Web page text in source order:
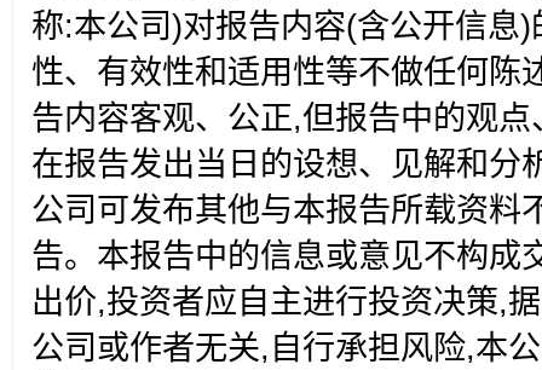
称:本公司)对报告内容(含公开信息
性、有效性和适用性等不做任何陈
告内容客观、公正,但报告中的观
在报告发出当日的设想、见解和分
公司可发布其他与本报告所载资料
告。本报告中的信息或意见不构成
出价,投资者应自主进行投资决策,
公司或作者无关,自行承担风险,本